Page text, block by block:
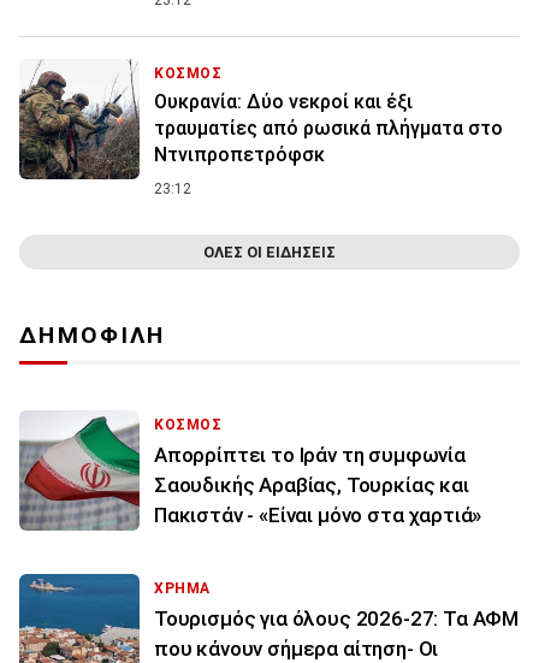
ΚΟΣΜΟΣ
Ουκρανία: Δύο νεκροί και έξι
τραυματίες από ρωσικά πλήγματα στο
Ντνιπροπετρόφσκ
23:12
ΟΛΕΣ ΟΙ ΕΙΔΗΣΕΙΣ
ΔΗΜΟΦΙΛΗ
ΚΟΣΜΟΣ
Απορρίπτει το Ιράν τη συμφωνία
Σαουδικής Αραβίας, Τουρκίας και
Πακιστάν - «Είναι μόνο στα χαρτιά»
ΧΡΗΜΑ
Τουρισμός για όλους 2026-27: Τα ΑΦΜ
που κάνουν σήμερα αίτηση- Οι